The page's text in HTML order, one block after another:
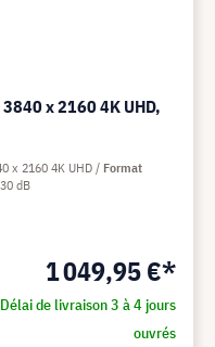
x 2160 4K UHD,
1 049,95 €*
de livraison 3 à 4 jours
ouvrés
x 2160 4K UHD
Format
30 dB